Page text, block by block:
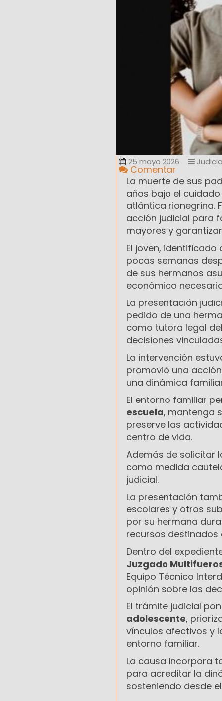
25 mayo 2026
Comentar
La muerte de sus
años bajo el
atlántica rionegrina.
acción judicial para
mayores y
El joven, identificado
pocas semanas
de sus hermanos
económico
La presentación
pedido de una
como tutora legal
decisiones
La intervención
promovió una
una dinámica
El entorno familiar
escuela, mantenga
preserve las
centro de vida.
Además de solicitar
como medida
judicial.
La presentación
escolares y otros
por su hermana
recursos destinados
Dentro del
Juzgado
Equipo Técnico
opinión sobre las
El trámite judicial
adolescente,
vínculos afectivos y
entorno familiar.
La causa incorpora
para acreditar la
sosteniendo desde